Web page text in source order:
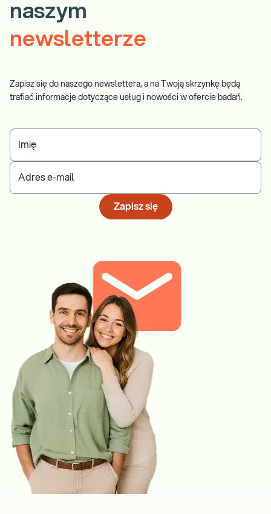
naszym
newsletterze
Zapisz się do naszego newslettera, a na Twoją skrzynkę będą
trafiać informacje dotyczące usług i nowości w ofercie badań.
Imię
Adres e-mail
Zapisz się